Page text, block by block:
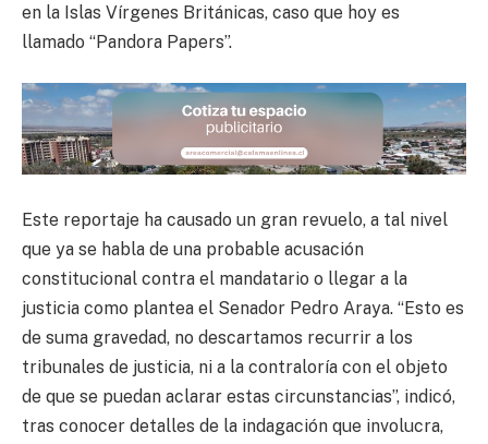
en la Islas Vírgenes Británicas, caso que hoy es
llamado “Pandora Papers”.
Este reportaje ha causado un gran revuelo, a tal nivel
que ya se habla de una probable acusación
constitucional contra el mandatario o llegar a la
justicia como plantea el Senador Pedro Araya. “Esto es
de suma gravedad, no descartamos recurrir a los
tribunales de justicia, ni a la contraloría con el objeto
de que se puedan aclarar estas circunstancias”, indicó,
tras conocer detalles de la indagación que involucra,